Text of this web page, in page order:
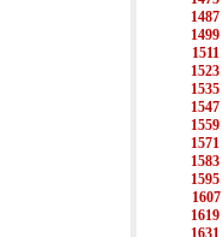
1487
1499
1511
1523
1535
1547
1559
1571
1583
1595
1607
1619
1631